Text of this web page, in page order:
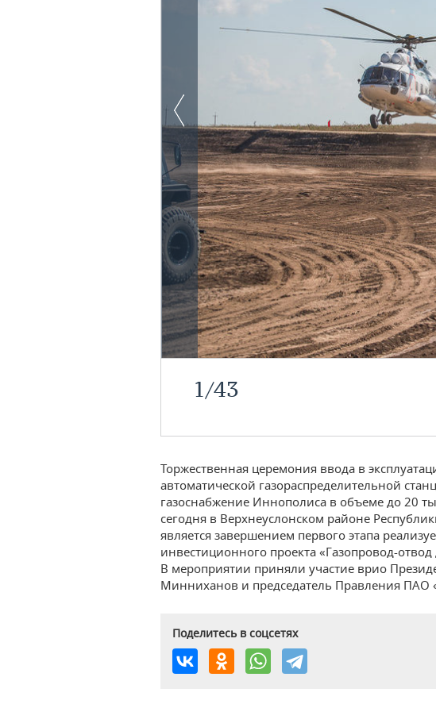
1/43
Торжественная церемония ввода в
автоматической газораспределительной
газоснабжение Иннополиса в объеме до 20
сегодня в Верхнеуслонском районе
является завершением первого этапа
инвестиционного проекта «Газопровод-
В мероприятии приняли участие врио
Минниханов и председатель Правления ПАО
Поделитесь в соцсетях